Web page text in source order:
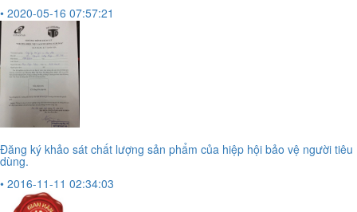
• 2020-05-16 07:57:21
Đăng ký khảo sát chất lượng sản phẩm của hiệp hội bảo vệ người tiêu
dùng.
• 2016-11-11 02:34:03